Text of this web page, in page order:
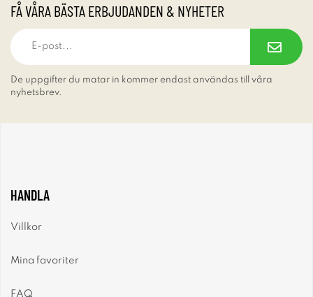
FÅ VÅRA BÄSTA ERBJUDANDEN & NYHETER
De uppgifter du matar in kommer endast användas till våra
nyhetsbrev.
HANDLA
Villkor
Mina favoriter
FAQ